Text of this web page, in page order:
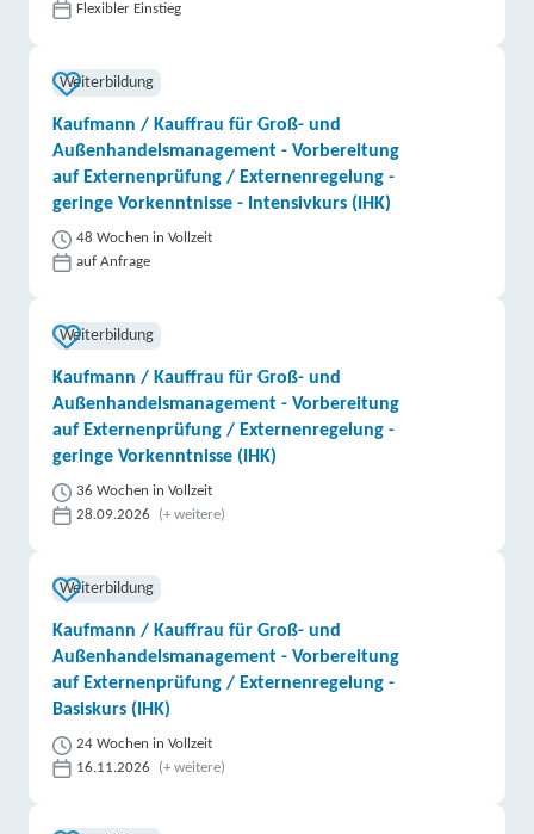
Flexibler Einstieg
Weiterbildung
Kaufmann / Kauffrau für Groß- und
Außenhandelsmanagement - Vorbereitung
auf Externenprüfung / Externenregelung -
geringe Vorkenntnisse - Intensivkurs (IHK)
48 Wochen in Vollzeit
auf Anfrage
Weiterbildung
Kaufmann / Kauffrau für Groß- und
Außenhandelsmanagement - Vorbereitung
auf Externenprüfung / Externenregelung -
geringe Vorkenntnisse (IHK)
36 Wochen in Vollzeit
28.09.2026
(+ weitere)
Weiterbildung
Kaufmann / Kauffrau für Groß- und
Außenhandelsmanagement - Vorbereitung
auf Externenprüfung / Externenregelung -
Basiskurs (IHK)
24 Wochen in Vollzeit
16.11.2026
(+ weitere)